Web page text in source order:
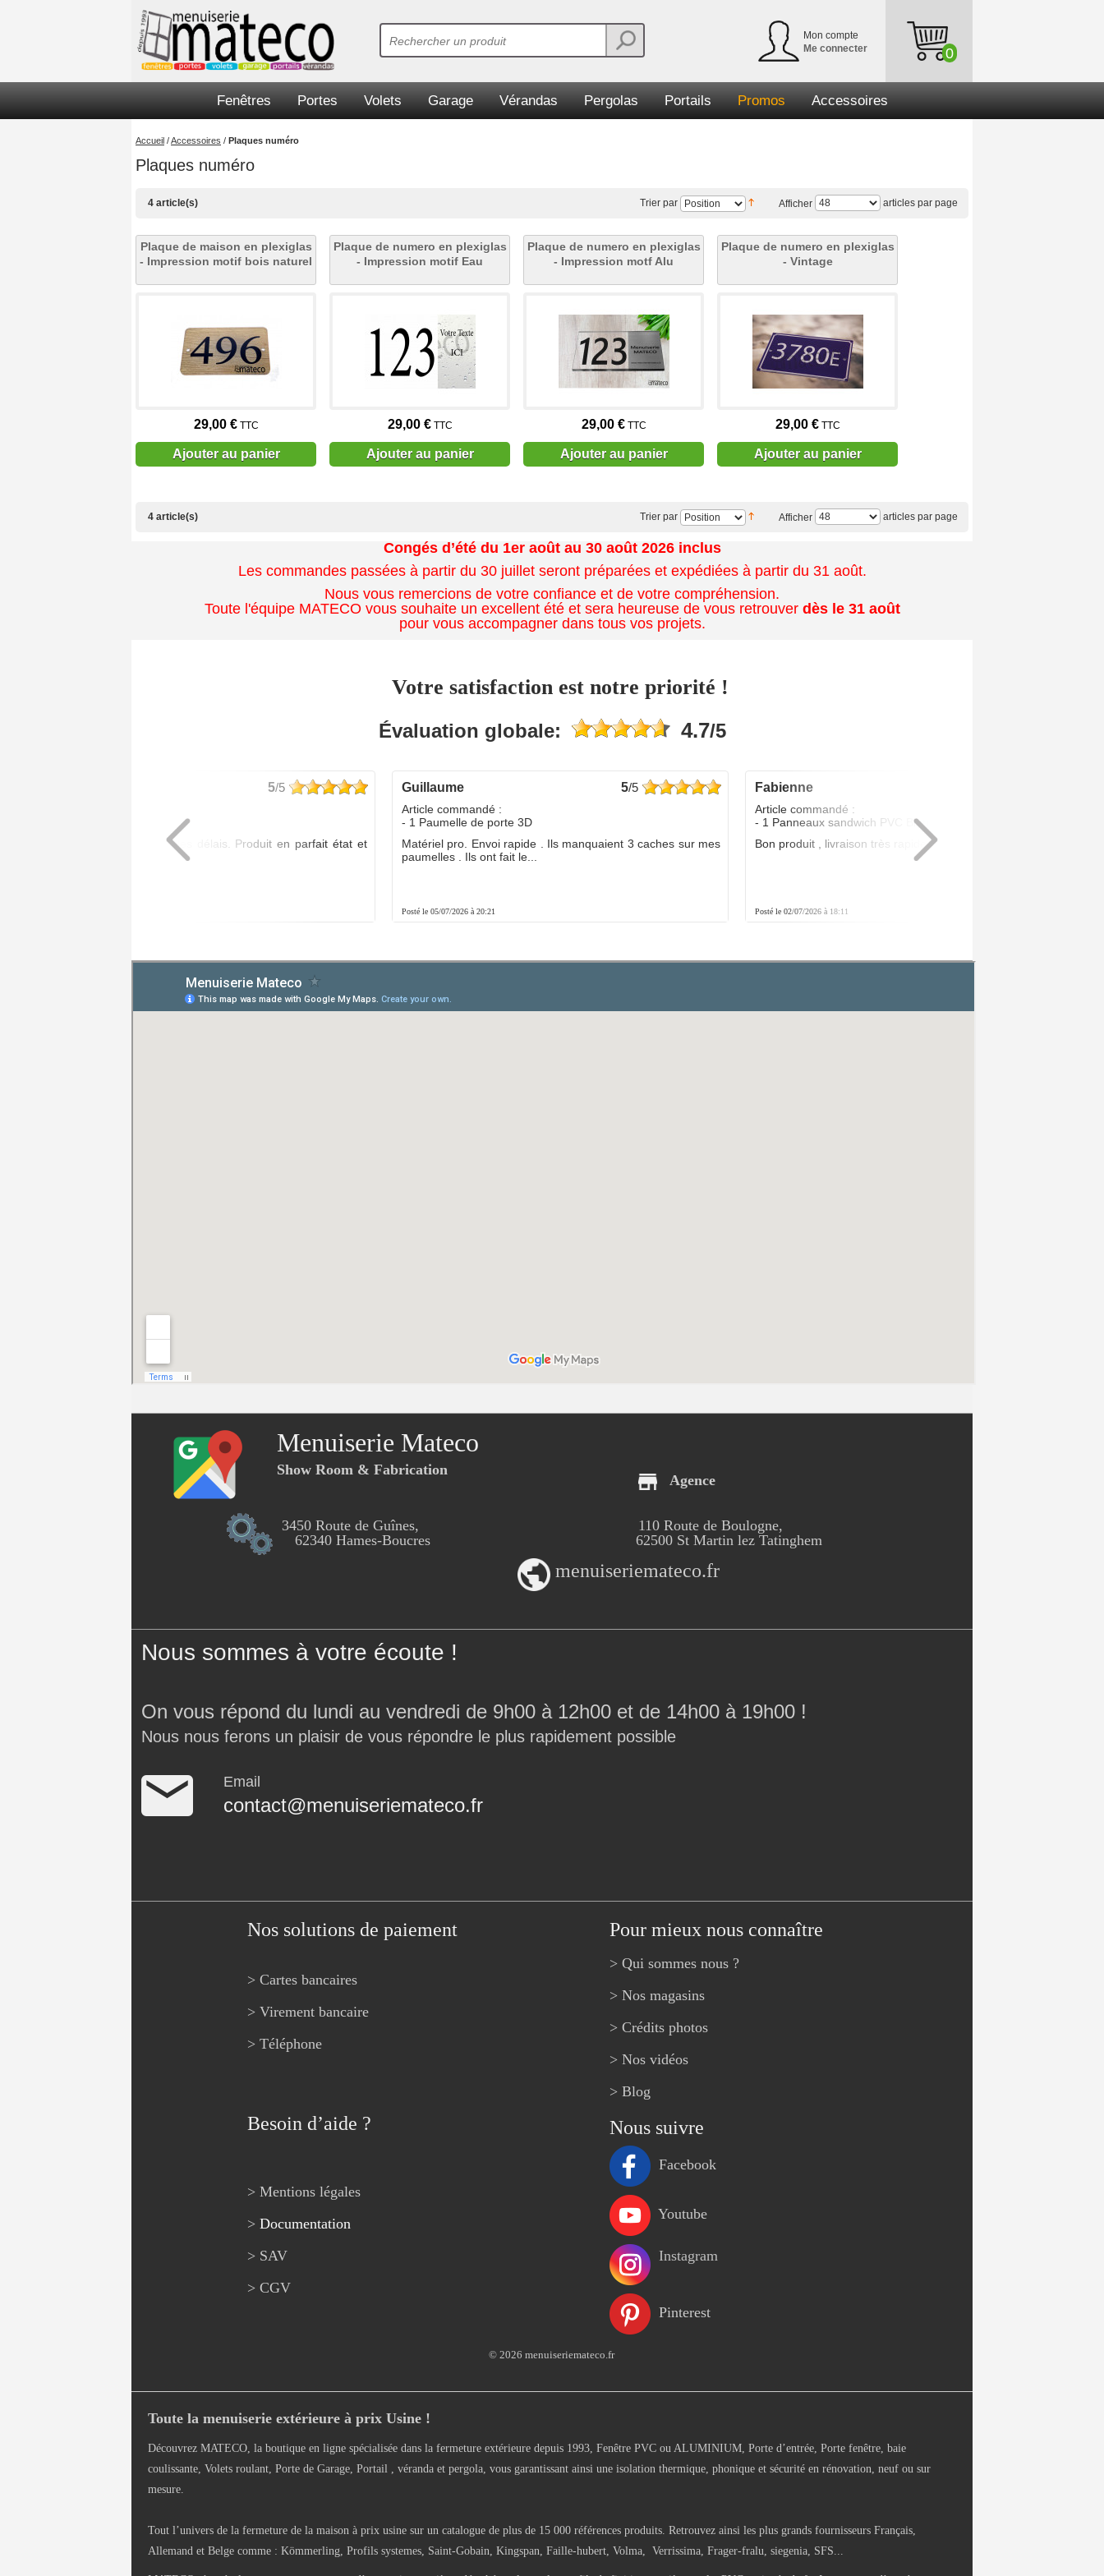
Mon compte
Me connecter
0
Fenêtres Portes Volets Garage Vérandas Pergolas Portails Promos Accessoires
Accueil /Accessoires / Plaques numéro
Plaques numéro
4 article(s) Afficher articles par page
Trier par
Plaque de maison en plexiglas
- Impression motif bois naturel
29,00 €TTC
Ajouter au panier
Plaque de numero en plexiglas
- Impression motif Eau
29,00 €TTC
Ajouter au panier
Plaque de numero en plexiglas
- Impression motf Alu
29,00 €TTC
Ajouter au panier
Plaque de numero en plexiglas
- Vintage
29,00 €TTC
Ajouter au panier
4 article(s) Afficher articles par page
Trier par
Congés d’été du 1er août au 30 août 2026 inclus
Les commandes passées à partir du 30 juillet seront préparées et expédiées à partir du 31 août.
Nous vous remercions de votre confiance et de votre compréhension.
Toute l'équipe MATECO vous souhaite un excellent été et sera heureuse de vous retrouver dès le 31 août
pour vous accompagner dans tous vos projets.
Votre satisfaction est notre priorité !
Évaluation globale: 4.7/5
5/5
Livraison assurée dans les délais. Produit en parfait état et
guillaume 5/5
Posté le 05/07/2026 à 20:21
Article commandé :
- 1 Paumelle de porte 3D
Matériel pro. Envoi rapide . Ils manquaient 3 caches sur mes
paumelles . Ils ont fait le...
fabienne
Posté le 02/07/2026 à 18:11
Article commandé :
- 1 Panneaux sandwich PVC Blanc 24 MM
Bon produit , livraison très rapide .Parfait
Menuiserie Mateco
Show Room & Fabrication
Agence
3450 Route de Guînes,
62340 Hames-Boucres
110 Route de Boulogne,
62500 St Martin lez Tatinghem
menuiseriemateco.fr
Nous sommes à votre écoute !
On vous répond du lundi au vendredi de 9h00 à 12h00 et de 14h00 à 19h00 !
Nous nous ferons un plaisir de vous répondre le plus rapidement possible
Email
contact@menuiseriemateco.fr
Nos solutions de paiement Pour mieux nous connaître
> Cartes bancaires
> Virement bancaire
> Téléphone
> Qui sommes nous ?
> Nos magasins
> Crédits photos
> Nos vidéos
> Blog
Besoin d’aide ? Nous suivre
> Mentions légales
> Documentation
> SAV
> CGV
Facebook
Youtube
Instagram
Pinterest
© 2026 menuiseriemateco.fr
Toute la menuiserie extérieure à prix Usine !
Découvrez MATECO, la boutique en ligne spécialisée dans la fermeture extérieure depuis 1993, Fenêtre PVC ou ALUMINIUM, Porte d’entrée, Porte fenêtre, baie
coulissante, Volets roulant, Porte de Garage, Portail , véranda et pergola, vous garantissant ainsi une isolation thermique, phonique et sécurité en rénovation, neuf ou sur
mesure.
Tout l’univers de la fermeture de la maison à prix usine sur un catalogue de plus de 15 000 références produits. Retrouvez ainsi les plus grands fournisseurs Français,
Allemand et Belge comme : Kömmerling, Profils systemes, Saint-Gobain, Kingspan, Faille-hubert, Volma, Verrissima, Frager-fralu, siegenia, SFS...